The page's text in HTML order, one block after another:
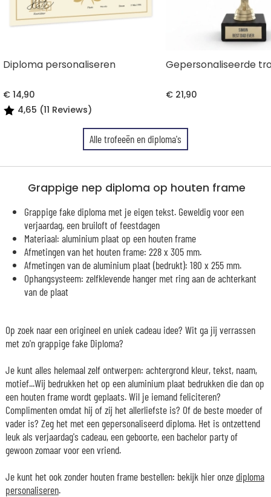
Diploma personaliseren
€ 14,90
4,65 (11 Reviews)
Gepersonaliseerde
€ 21,90
Alle trofeeën en diploma's
Grappige nep diploma op houten frame
Grappige fake diploma met je eigen tekst. Geweldig voor een
verjaardag, een bruiloft of feestdagen
Materiaal: aluminium plaat op een houten frame
Afmetingen van het houten frame: 228 x 305 mm.
Afmetingen van de aluminium plaat (bedrukt): 180 x 255 mm.
Ophangsysteem: zelfklevende hanger met ring aan de achterkant
van de plaat
Op zoek naar een origineel en uniek cadeau idee? Wit ga jij verrassen
met zo'n grappige fake Diploma?
Je kunt alles helemaal zelf ontwerpen: achtergrond kleur, tekst, naam,
motief...Wij bedrukken het op een aluminium plaat bedrukken die dan op
een houten frame wordt geplaats. Wil je iemand feliciteren?
Complimenten omdat hij of zij het allerliefste is? Of de beste moeder of
vader is? Zeg het met een gepersonaliseerd diploma. Het is ontzettend
leuk als verjaardag's cadeau, een geboorte, een bachelor party of
gewoon zomaar voor een vriend.
Je kunt het ook zonder houten frame bestellen: bekijk hier onzediploma
personaliseren.